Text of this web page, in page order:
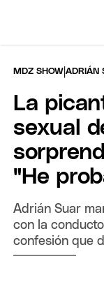
MDZ SHOW |ADRIÁN
La
sexual
"He
Adrián Suar
con la
confesión que